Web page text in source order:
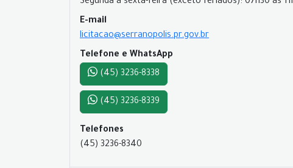
E-mail
licitacao@serranopolis.pr.gov.br
Telefone e WhatsApp
(45) 3236-8338
(45) 3236-8339
Telefones
(45) 3236-8340